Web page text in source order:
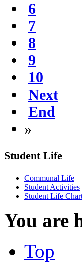
6
7
8
9
10
Next
End
»
Student Life
Communal Life
Student Activities
Student Life
You are
Top